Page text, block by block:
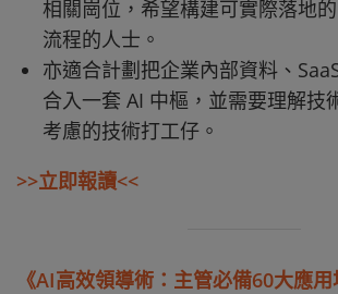
相關崗位，希望構建可實際落地
流程的人士。
亦適合計劃把企業內部資料、
合入一套 AI 中樞，並需要理解技
考慮的技術打工仔。
>>立即報讀<<
《AI高效領導術：主管必備60大應用